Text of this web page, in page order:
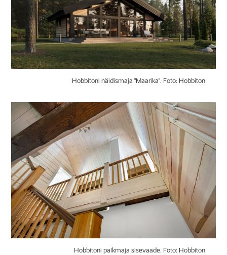
Hobbitoni näidismaja "Maarika". Foto: Hobbiton
Hobbitoni palkmaja sisevaade. Foto: Hobbiton